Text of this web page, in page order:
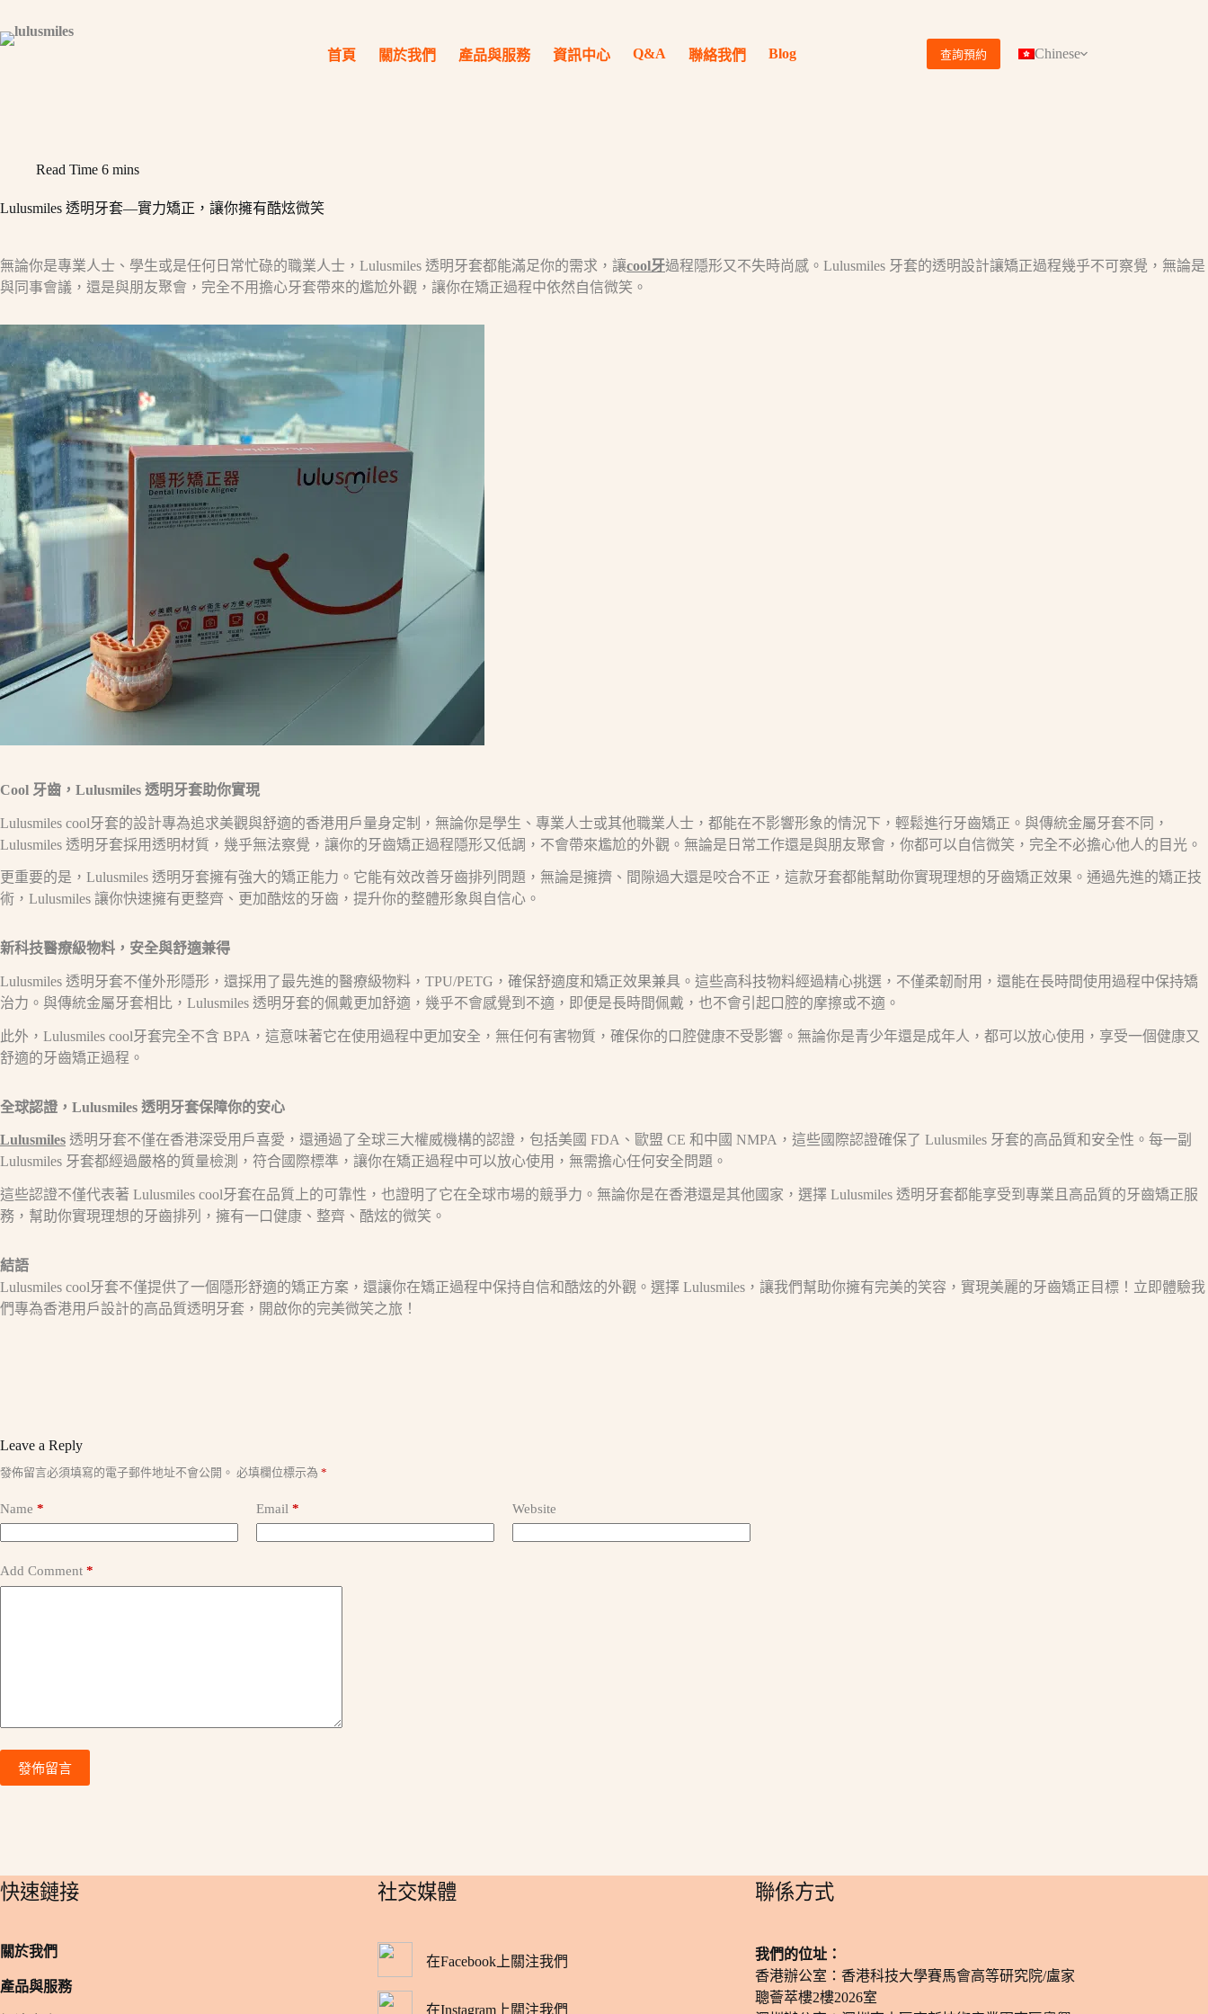
content
首頁
關於我們 產品與服務 資訊中心 Q&A 聯絡我們 Blog 查詢預約 Chinese
Read Time 6 mins
Lulusmiles 透明牙套—實力矯正，讓你擁有酷炫微笑
無論你是專業人士、學生或是任何日常忙碌的職業人士，Lulusmiles 透明牙套都能滿足你的需求，讓cool牙過程隱形又不失時尚感。Lulusmiles 牙套的透明設計讓矯正過程幾乎不可察覺，無論是
與同事會議，還是與朋友聚會，完全不用擔心牙套帶來的尷尬外觀，讓你在矯正過程中依然自信微笑。
Cool 牙齒，Lulusmiles 透明牙套助你實現
Lulusmiles cool牙套的設計專為追求美觀與舒適的香港用戶量身定制，無論你是學生、專業人士或其他職業人士，都能在不影響形象的情況下，輕鬆進行牙齒矯正。與傳統金屬牙套不同，
Lulusmiles 透明牙套採用透明材質，幾乎無法察覺，讓你的牙齒矯正過程隱形又低調，不會帶來尷尬的外觀。無論是日常工作還是與朋友聚會，你都可以自信微笑，完全不必擔心他人的目光。
更重要的是，Lulusmiles 透明牙套擁有強大的矯正能力。它能有效改善牙齒排列問題，無論是擁擠、間隙過大還是咬合不正，這款牙套都能幫助你實現理想的牙齒矯正效果。通過先進的矯正技
術，Lulusmiles 讓你快速擁有更整齊、更加酷炫的牙齒，提升你的整體形象與自信心。
新科技醫療級物料，安全與舒適兼得
Lulusmiles 透明牙套不僅外形隱形，還採用了最先進的醫療級物料，TPU/PETG，確保舒適度和矯正效果兼具。這些高科技物料經過精心挑選，不僅柔韌耐用，還能在長時間使用過程中保持矯
治力。與傳統金屬牙套相比，Lulusmiles 透明牙套的佩戴更加舒適，幾乎不會感覺到不適，即便是長時間佩戴，也不會引起口腔的摩擦或不適。
此外，Lulusmiles cool牙套完全不含 BPA，這意味著它在使用過程中更加安全，無任何有害物質，確保你的口腔健康不受影響。無論你是青少年還是成年人，都可以放心使用，享受一個健康又
舒適的牙齒矯正過程。
全球認證，Lulusmiles 透明牙套保障你的安心
Lulusmiles 透明牙套不僅在香港深受用戶喜愛，還通過了全球三大權威機構的認證，包括美國 FDA、歐盟 CE 和中國 NMPA，這些國際認證確保了 Lulusmiles 牙套的高品質和安全性。每一副
Lulusmiles 牙套都經過嚴格的質量檢測，符合國際標準，讓你在矯正過程中可以放心使用，無需擔心任何安全問題。
這些認證不僅代表著 Lulusmiles cool牙套在品質上的可靠性，也證明了它在全球市場的競爭力。無論你是在香港還是其他國家，選擇 Lulusmiles 透明牙套都能享受到專業且高品質的牙齒矯正服
務，幫助你實現理想的牙齒排列，擁有一口健康、整齊、酷炫的微笑。
結語
Lulusmiles cool牙套不僅提供了一個隱形舒適的矯正方案，還讓你在矯正過程中保持自信和酷炫的外觀。選擇 Lulusmiles，讓我們幫助你擁有完美的笑容，實現美麗的牙齒矯正目標！立即體驗我
們專為香港用戶設計的高品質透明牙套，開啟你的完美微笑之旅！
Leave a Reply
發佈留言必須填寫的電子郵件地址不會公開。 必填欄位標示為 *
Name * Email * Website
Add Comment *
發佈留言
A
t
a
t
​快速鏈接
關於我們
產品與服務
​社交媒體
在Facebook上關注我們
在Instagram上關注我們
​聯係方式
我們的位址：
香港辦公室：香港科技大學賽馬會高等研究院/盧家
聰薈萃樓2樓2026室